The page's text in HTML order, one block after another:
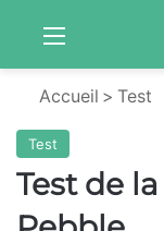
Accueil > Test
Test
Test de